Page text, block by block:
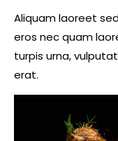
Aliquam laoreet
eros nec quam
turpis urna,
erat.